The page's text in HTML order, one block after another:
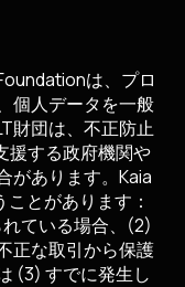
は、プロ
個人データを一般
財団は、不正防止
援する政府機関や
があります。Kaia
とがあります：
ている場合、(2)
正な取引から保護
(3) すでに発生し